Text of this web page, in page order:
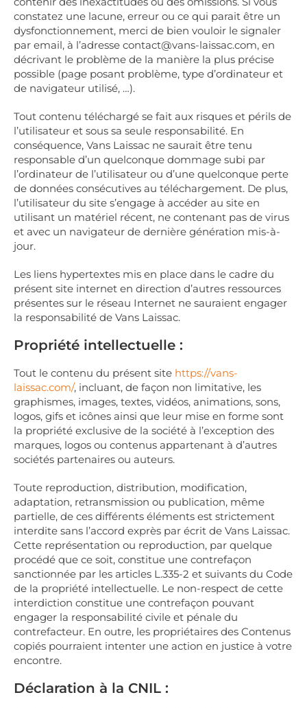
constatez une lacune, erreur ou ce qui parait être un
dysfonctionnement, merci de bien vouloir le signaler
par email, à l’adresse contact@vans-laissac.com, en
décrivant le problème de la manière la plus précise
possible (page posant problème, type d’ordinateur et
de navigateur utilisé, …).
Tout contenu téléchargé se fait aux risques et périls de
l’utilisateur et sous sa seule responsabilité. En
conséquence, Vans Laissac ne saurait être tenu
responsable d’un quelconque dommage subi par
l’ordinateur de l’utilisateur ou d’une quelconque perte
de données consécutives au téléchargement. De plus,
l’utilisateur du site s’engage à accéder au site en
utilisant un matériel récent, ne contenant pas de virus
et avec un navigateur de dernière génération mis-à-
jour.
Les liens hypertextes mis en place dans le cadre du
présent site internet en direction d’autres ressources
présentes sur le réseau Internet ne sauraient engager
la responsabilité de Vans Laissac.
Propriété intellectuelle :
Tout le contenu du présent site https://vans-
laissac.com/, incluant, de façon non limitative, les
graphismes, images, textes, vidéos, animations, sons,
logos, gifs et icônes ainsi que leur mise en forme sont
la propriété exclusive de la société à l’exception des
marques, logos ou contenus appartenant à d’autres
sociétés partenaires ou auteurs.
Toute reproduction, distribution, modification,
adaptation, retransmission ou publication, même
partielle, de ces différents éléments est strictement
interdite sans l’accord exprès par écrit de Vans Laissac.
Cette représentation ou reproduction, par quelque
procédé que ce soit, constitue une contrefaçon
sanctionnée par les articles L.335-2 et suivants du Code
de la propriété intellectuelle. Le non-respect de cette
interdiction constitue une contrefaçon pouvant
engager la responsabilité civile et pénale du
contrefacteur. En outre, les propriétaires des Contenus
copiés pourraient intenter une action en justice à votre
encontre.
Déclaration à la CNIL :